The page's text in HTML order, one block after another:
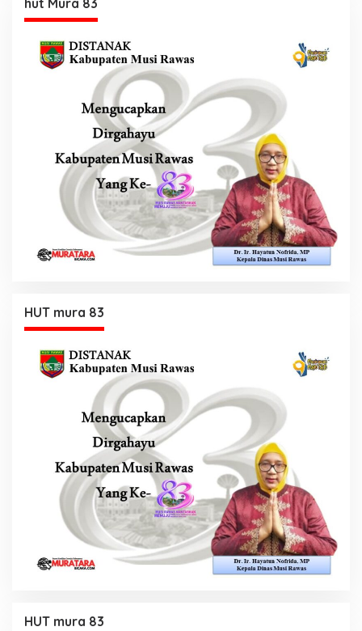
hut Mura 83
HUT mura 83
HUT mura 83